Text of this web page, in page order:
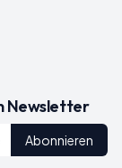
Newsletter
Abonnieren